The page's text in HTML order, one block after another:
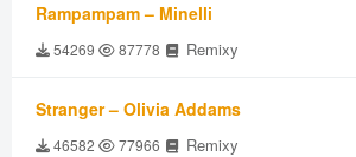
Rampampam – Minelli
54269 87778 Remixy
Stranger – Olivia Addams
46582 77966 Remixy